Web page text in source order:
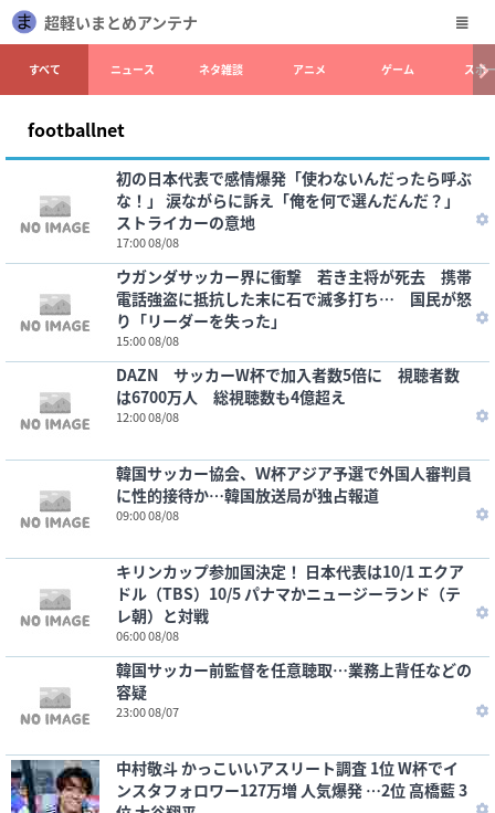
超軽いまとめアンテナ
すべて ニュース ネタ雑談 アニメ ゲーム スポ
footballnet
初の日本代表で感情爆発「使わないんだったら呼ぶ
な！」 涙ながらに訴え「俺を何で選んだんだ？」
ストライカーの意地
17:00 08/08
ウガンダサッカー界に衝撃 若き主将が死去 携帯
電話強盗に抵抗した末に石で滅多打ち… 国民が怒
り「リーダーを失った」
15:00 08/08
DAZN サッカーW杯で加入者数5倍に 視聴者数
は6700万人 総視聴数も4億超え
12:00 08/08
韓国サッカー協会、Ｗ杯アジア予選で外国人審判員
に性的接待か…韓国放送局が独占報道
09:00 08/08
キリンカップ参加国決定！ 日本代表は10/1 エクア
ドル（TBS）10/5 パナマかニュージーランド（テ
レ朝）と対戦
06:00 08/08
韓国サッカー前監督を任意聴取…業務上背任などの
容疑
23:00 08/07
中村敬斗 かっこいいアスリート調査 1位 W杯でイ
ンスタフォロワー127万増 人気爆発 …2位 高橋藍 3